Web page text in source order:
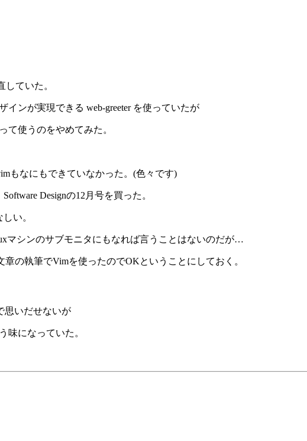
していた。
ンが実現できる web-greeter を使っていたが
て使うのをやめてみた。
もなにもできていなかった。(色々です)
Designの12月号を買った。
い。
マシンのサブモニタにもなれば言うことはないのだが…
の執筆でVimを使ったのでOKということにしておく。
思いだせないが
味になっていた。